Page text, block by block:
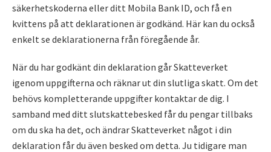
säkerhetskoderna eller ditt Mobila Bank ID, och få en
kvittens på att deklarationen är godkänd. Här kan du också
enkelt se deklarationerna från föregående år.
När du har godkänt din deklaration går Skatteverket
igenom uppgifterna och räknar ut din slutliga skatt. Om det
behövs kompletterande uppgifter kontaktar de dig. I
samband med ditt slutskattebesked får du pengar tillbaks
om du ska ha det, och ändrar Skatteverket något i din
deklaration får du även besked om detta. Ju tidigare man